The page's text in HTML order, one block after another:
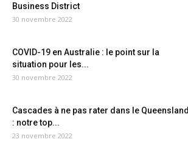
Business District
30 novembre 2022
COVID-19 en Australie : le point sur la
situation pour les...
30 novembre 2022
Cascades à ne pas rater dans le Queensland
: notre top...
23 novembre 2022